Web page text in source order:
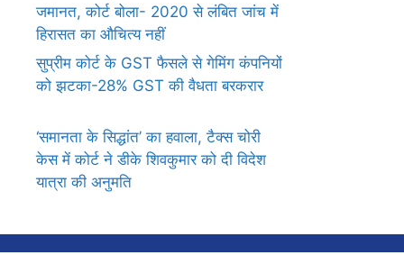
जमानत, कोर्ट बोला- 2020 से लंबित जांच में
हिरासत का औचित्य नहीं
सुप्रीम कोर्ट के GST फैसले से गेमिंग कंपनियों
को झटका-28% GST की वैधता बरकरार
‘समानता के सिद्धांत’ का हवाला, टैक्स चोरी
केस में कोर्ट ने डीके शिवकुमार को दी विदेश
यात्रा की अनुमति